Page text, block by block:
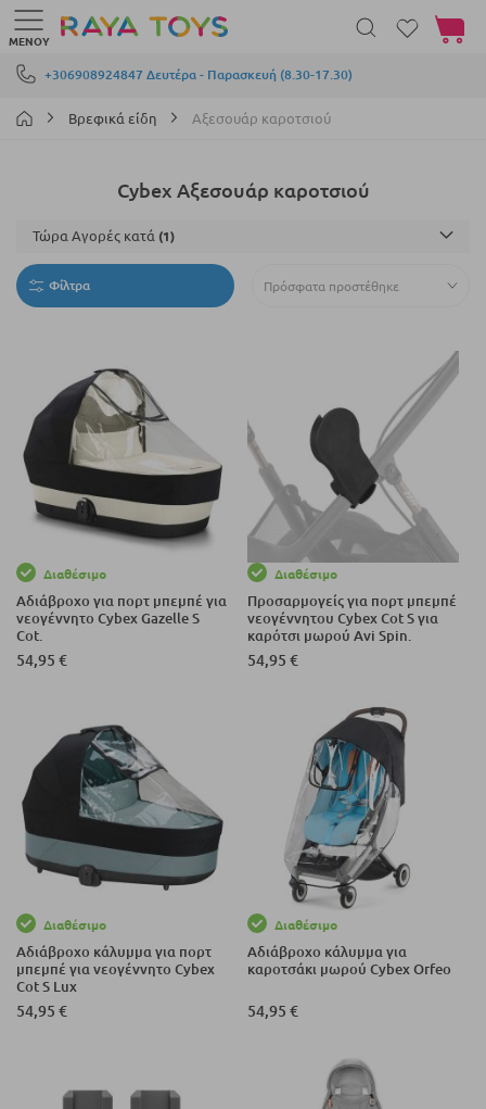
Μετάβαση στο περιεχόμενο
+306908924847 Δευτέρα - Παρασκευή (8.30-17.30)
ΜΕΝΟΎ
Το
Βρεφικά είδη Αξεσουάρ καροτσιού
Cybex Αξεσουάρ καροτσιού
Φίλτρα
Διαθέσιμο
Αδιάβροχο για πορτ μπεμπέ για
νεογέννητο Cybex Gazelle S
Cot.
54,95 €
Διαθέσιμο
Προσαρμογείς για πορτ μπεμπέ
νεογέννητου Cybex Cot S για
καρότσι μωρού Avi Spin.
54,95 €
Διαθέσιμο
Αδιάβροχο κάλυμμα για πορτ
μπεμπέ για νεογέννητο Cybex
Cot S Lux
54,95 €
Διαθέσιμο
Αδιάβροχο κάλυμμα για
καροτσάκι μωρού Cybex Orfeo
54,95 €
Τώρα Αγορές κατά